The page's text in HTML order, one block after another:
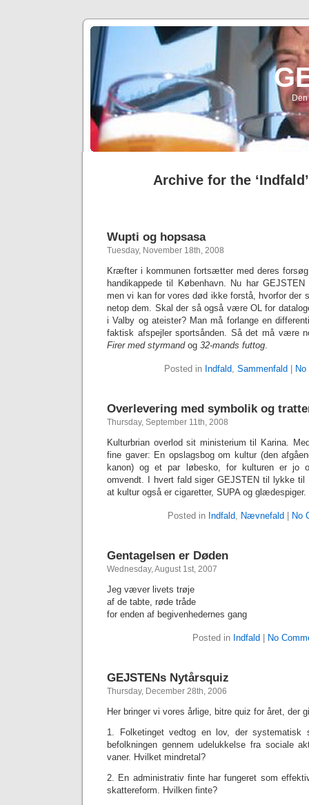
Archive for the
Wupti og hopsasa
Tuesday, November 18th, 2008
Kræfter i kommunen fortsætter med deres
handikappede til København. Nu har
men vi kan for vores død ikke forstå, hvorfor der
netop dem. Skal der så også være OL for
i Valby og ateister? Man må forlange en
faktisk afspejler sportsånden. Så det må være
Firer med styrmandog 32-mands futtog.
Posted in Indfald, Sammenfald
Overlevering med symbolik og
Thursday, September 11th, 2008
Kulturbrian overlod sit ministerium til Karina.
fine gaver: En opslagsbog om kultur (den
kanon) og et par løbesko, for kulturen er jo
omvendt. I hvert fald siger GEJSTEN til lykke til
at kultur også er cigaretter, SUPA og glædespiger.
Posted in Indfald, Nævnefald No
Gentagelsen er Døden
Wednesday, August 1st, 2007
Jeg væver livets trøje
af de tabte, røde tråde
for enden af begivenhedernes gang
Posted in Indfald No
GEJSTENs Nytårsquiz
Thursday, December 28th, 2006
Her bringer vi vores årlige, bitre quiz for året, der
1. Folketinget vedtog en lov, der systematisk
befolkningen gennem udelukkelse fra sociale
vaner. Hvilket mindretal?
2. En administrativ finte har fungeret som
skattereform. Hvilken finte?